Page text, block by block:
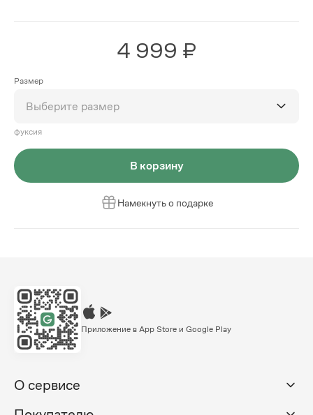
4 999 ₽
Размер
Выберите размер
фуксия
В корзину
Намекнуть о подарке
Приложение в App Store и Google Play
О сервисе